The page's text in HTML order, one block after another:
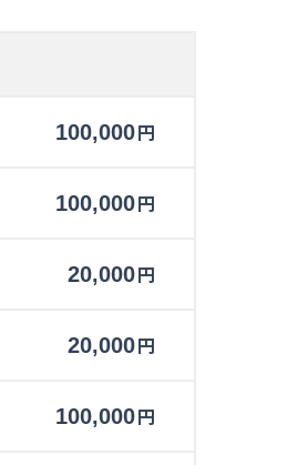
100,000円
100,000円
20,000円
20,000円
100,000円